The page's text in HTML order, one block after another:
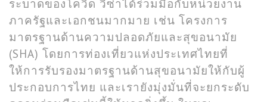
ระบาดของโควิด วีซ่าได้ร่วมมือกับหน่วยงาน
ภาครัฐและเอกชนมากมาย เช่น โครงการ
มาตรฐานด้านความปลอดภัยและสุขอนามัย
(SHA) โดยการท่องเที่ยวแห่งประเทศไทยที่
ให้การรับรองมาตรฐานด้านสุขอนามัยให้กับผู้
ประกอบการไทย และเรายังมุ่งมั่นที่จะยกระดับ